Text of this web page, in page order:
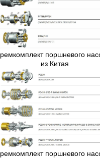
ремкомплект поршневого
из Китая
ремкомплект поршневого